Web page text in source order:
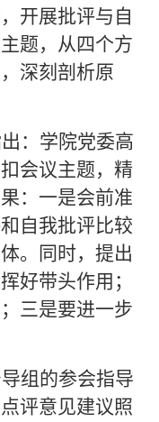
开展批评与自
题，从四个方
深刻剖析原
： 学院党委高
会议主题，精
：一是会前准
自我批评比较
。同时，提出
好带头作用 ；
三是要进一步
组的参会指导
评意见建议照